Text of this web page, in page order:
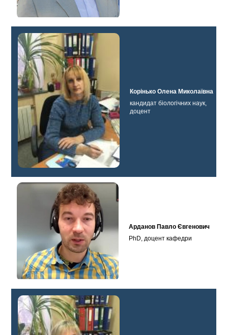
Корінько Олена Миколаївна
кандидат біологічних наук,
доцент
Арданов Павло Євгенович
PhD, доцент кафедри